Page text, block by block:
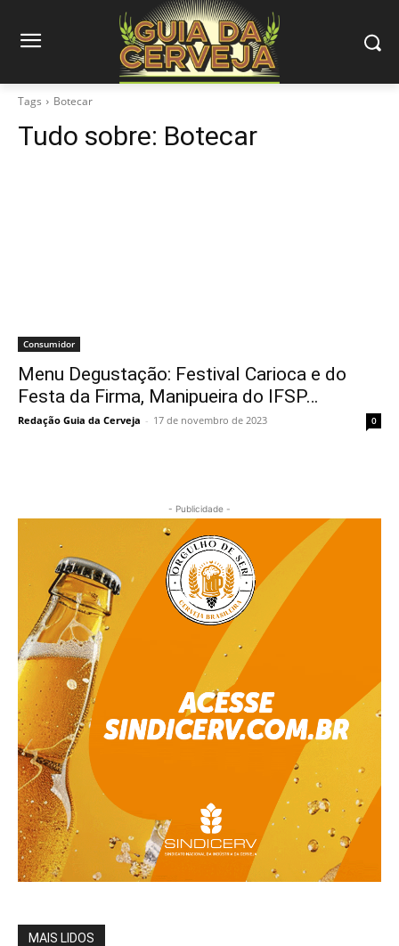
Tags Botecar
Tudo sobre: Botecar
Consumidor
Menu Degustação: Festival Carioca e do
Festa da Firma, Manipueira do IFSP…
Redação Guia da Cerveja - 17 de novembro de 2023 0
- Publicidade -
MAIS LIDOS